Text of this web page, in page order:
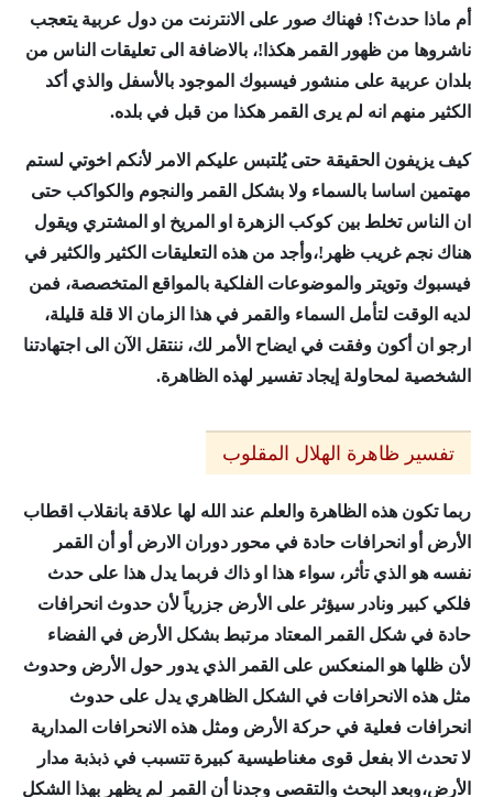
أم ماذا حدث؟! فهناك صور على الانترنت من دول عربية يتعجب
ناشروها من ظهور القمر هكذا!، بالاضافة الى تعليقات الناس من
بلدان عربية على منشور فيسبوك الموجود بالأسفل والذي أكد
الكثير منهم انه لم يرى القمر هكذا من قبل في بلده.
كيف يزيفون الحقيقة حتى يُلتبس عليكم الامر لأنكم اخوتي لستم
مهتمين اساسا بالسماء ولا بشكل القمر والنجوم والكواكب حتى
ان الناس تخلط بين كوكب الزهرة او المريخ او المشتري ويقول
هناك نجم غريب ظهر!،وأجد من هذه التعليقات الكثير والكثير في
فيسبوك وتويتر والموضوعات الفلكية بالمواقع المتخصصة، فمن
لديه الوقت لتأمل السماء والقمر في هذا الزمان الا قلة قليلة،
ارجو ان أكون وفقت في ايضاح الأمر لك، ننتقل الآن الى اجتهادتنا
الشخصية لمحاولة إيجاد تفسير لهذه الظاهرة.
تفسير ظاهرة الهلال المقلوب
ربما تكون هذه الظاهرة والعلم عند الله لها علاقة بانقلاب اقطاب
الأرض أو انحرافات حادة في محور دوران الارض أو أن القمر
نفسه هو الذي تأثر، سواء هذا او ذاك فربما يدل هذا على حدث
فلكي كبير ونادر سيؤثر على الأرض جزرياً لأن حدوث انحرافات
حادة في شكل القمر المعتاد مرتبط بشكل الأرض في الفضاء
لأن ظلها هو المنعكس على القمر الذي يدور حول الأرض وحدوث
مثل هذه الانحرافات في الشكل الظاهري يدل على حدوث
انحرافات فعلية في حركة الأرض ومثل هذه الانحرافات المدارية
لا تحدث الا بفعل قوى مغناطيسية كبيرة تتسبب في ذبذبة مدار
الأرض،وبعد البحث والتقصي وجدنا أن القمر لم يظهر بهذا الشكل